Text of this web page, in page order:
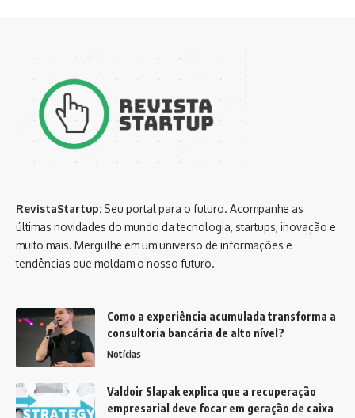
RevistaStartup: Seu portal para o futuro. Acompanhe as
últimas novidades do mundo da tecnologia, startups, inovação e
muito mais. Mergulhe em um universo de informações e
tendências que moldam o nosso futuro.
Como a experiência acumulada transforma a
consultoria bancária de alto nível?
Notícias
Valdoir Slapak explica que a recuperação
empresarial deve focar em geração de caixa